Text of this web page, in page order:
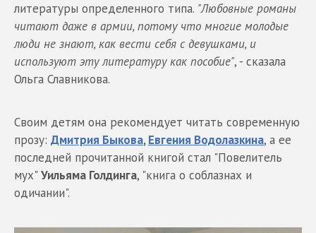
литературы определенного типа. "Любовные романы
читают даже в армии, потому что многие молодые
люди не знают, как вести себя с девушками, и
используют эту литературу как пособие", - сказала
Ольга Славникова.
Своим детям она рекомендует читать современную
прозу: Дмитрия Быкова,Евгения Водолазкина, а ее
последней прочитанной книгой стал "Повелитель
мух"Уильяма Голдинга, "книга о соблазнах и
одичании".